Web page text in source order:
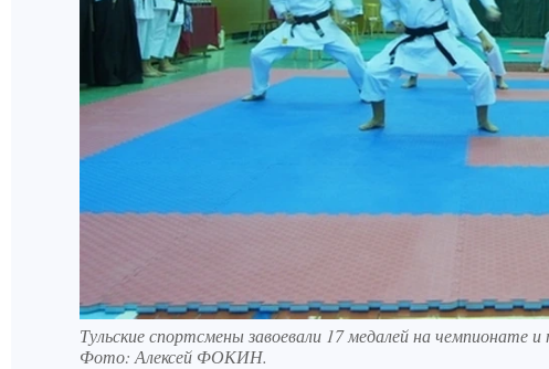
Тульские спортсмены завоевали 17 медалей на чемпионате
Фото: Алексей ФОКИН.